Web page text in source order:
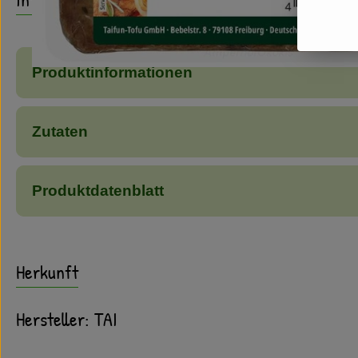
Produktinformationen
Zutaten
Produktdatenblatt
Herkunft
Hersteller: TAI